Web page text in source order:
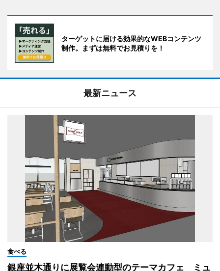
ターゲットに届ける効果的なWEBコンテンツ
制作。まずは無料でお見積りを！
最新ニュース
食べる
銀座並木通りに展覧会連動型のテーマカフェ ミュ